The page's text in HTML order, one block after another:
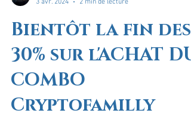
Gibbs Cémoi
3 avr. 2024
2 min de lecture
Bientôt la fin des
30% sur l'ACHAT DU
COMBO